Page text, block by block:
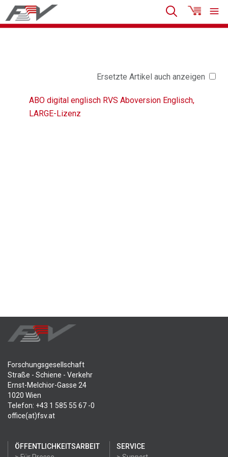
Ersetzte Artikel auch anzeigen
ABO digital englisch RVS Aboversion Englisch,
LARGE-Lizenz
Forschungsgesellschaft
Straße - Schiene - Verkehr
Ernst-Melchior-Gasse 24
1020 Wien
Telefon: +43 1 585 55 67 -0
office(at)fsv.at
ÖFFENTLICHKEITSARBEIT
SERVICE